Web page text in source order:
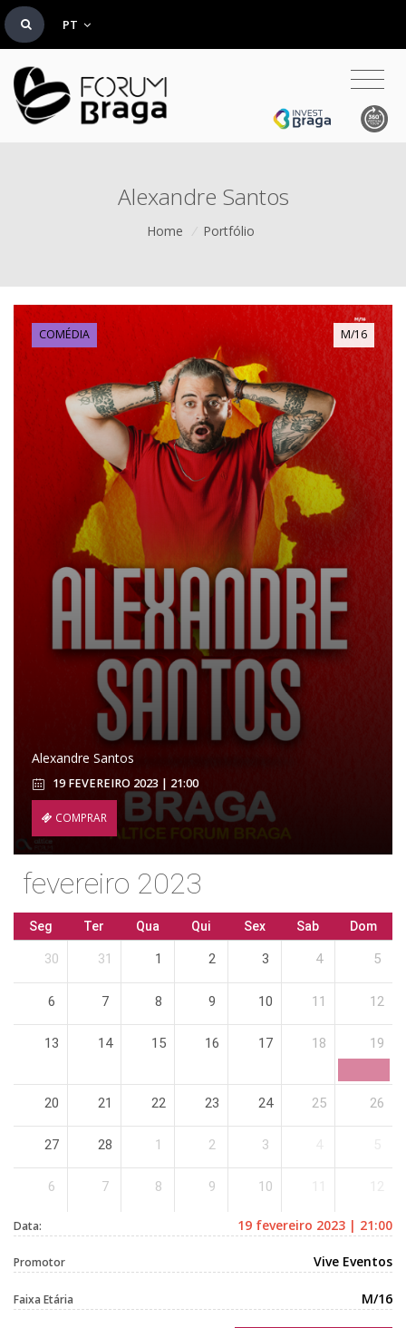
PT
Alexandre Santos
Home / Portfólio
COMÉDIA M/16
Alexandre Santos
19 FEVEREIRO 2023 | 21:00
COMPRAR
fevereiro 2023
Seg Ter Qua Qui Sex Sab Dom
30 31 1 2 3 4 5
6 7 8 9 10 11 12
13 14 15 16 17 18 19
20 21 22 23 24 25 26
27 28 1 2 3
6 7 8 9 10
Data: 19 fevereiro 2023 | 21:00
Promotor Vive Eventos
Faixa Etária M/16